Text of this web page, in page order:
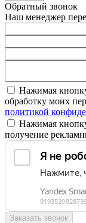
Обратный звонок
Наш менеджер
Нажимая
обработку моих
политикой
Нажимая
получение
Заказать звонок